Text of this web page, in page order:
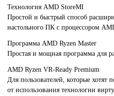
Технология AMD StoreMI
Простой и быстрый способ
настольного ПК с процессором
Программа AMD Ryzen Master
Простая и мощная программа для
AMD Ryzen VR-Ready Premium
Для пользователей, которые хотят
от использования технологии